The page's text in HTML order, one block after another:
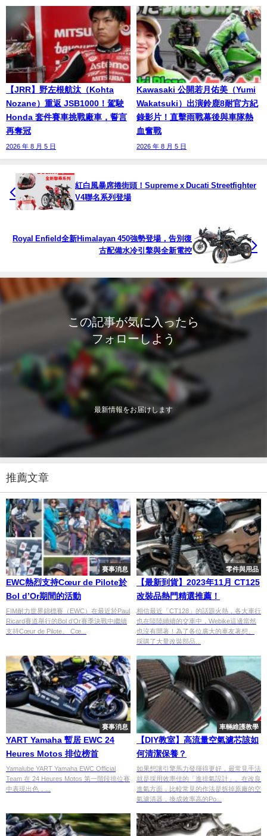
【JRR】野左根航汰（Kohta
Nozane）重返 JSB1000！駕駛
Honda 套件賽車挑戰廠車，誓言
再奪冠
2026 年 8 月 5 日
Kawasaki 公開若月佑美（Yumi
Wakatsuki）出演鈴鹿8耐官方紀
錄影片！直擊雨戰幕後與車隊熱
血奮戰
2026 年 8 月 5 日
紅白風暴席捲街頭！Supreme x Ducati Streetfighter
V4聯名系列登場
Royal Enfield全新Himalayan 450強勢登場，告別復
古配備水冷引擎與全新電控
この記事が気に入ったら
フォローしよう
最新情報をお届けします
推薦文章
賽事消息
EWC熱烈支持Cœur de Pilote於
Bol d’Or期間的活動
FIM耐力世界錦標賽（EWC）在最近於Paul
Ricard賽道舉行的Bol d’Or賽季決戰中繼續
支持Cœur de Pilote。 Cœ...
零件與用品
【最新到貨】2023年11月 CT125
改裝品熱門精選推薦！
相信最近「CT128」的話題火熱，各大車行
也在陸陸續續的交車中，Webike這邊當然
也沒有閒著！為了各位廣大的車友著想。
採購了大量改裝部品...
賽事消息
YART Yamaha 暫居 EWC 24
Heures Motos 排位榜首
Yamalube YART Yamaha EWC Official
Team 在 24 Heures Motos 第一階段排位賽
中表現出色，...
車輛維護教學
【DIY教室】高流量空氣濾芯該如
何清潔保養？
如果想讓引擎馬力發揮得更好，最常見手法
就是採用效率佳的「進排氣設計」。在改良
進氣方面，比較常見的作法是拆掉原廠的空
氣濾清器，換成效率高的Po...